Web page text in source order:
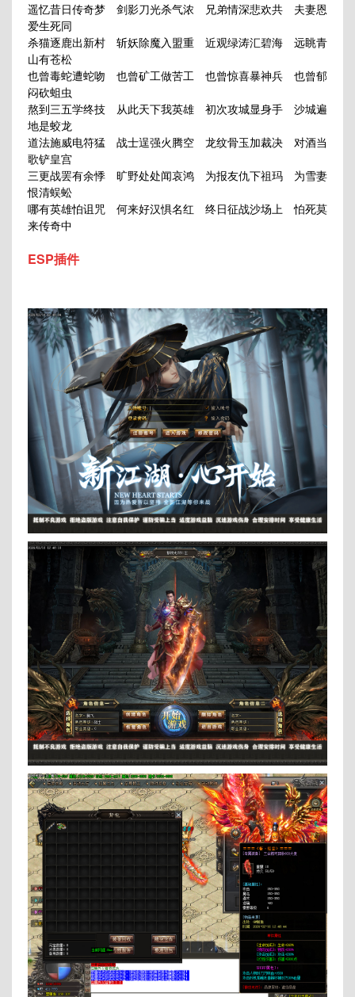
遥忆昔日传奇梦 剑影刀光杀气浓 兄弟情深悲欢共 夫妻恩
爱生死同
杀猫逐鹿出新村 斩妖除魔入盟重 近观绿涛汇碧海 远眺青
山有苍松
也曾毒蛇遭蛇吻 也曾矿工做苦工 也曾惊喜暴神兵 也曾郁
闷砍蛆虫
熬到三五学终技 从此天下我英雄 初次攻城显身手 沙城遍
地是蛟龙
道法施威电符猛 战士逞强火腾空 龙纹骨玉加裁决 对酒当
歌铲皇宫
三更战罢有余悸 旷野处处闻哀鸿 为报友仇下祖玛 为雪妻
恨清蜈蚣
哪有英雄怕诅咒 何来好汉惧名红 终日征战沙场上 怕死莫
来传奇中
ESP插件